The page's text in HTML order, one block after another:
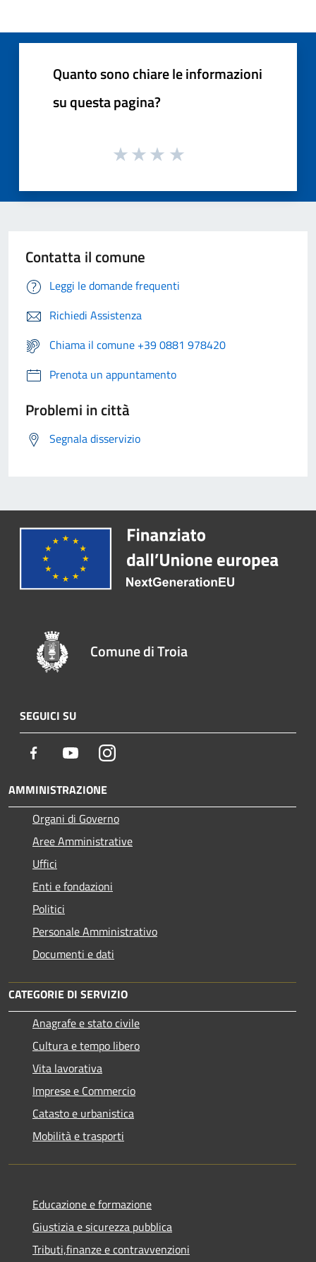
Quanto sono chiare le informazioni
su questa pagina?
Contatta il comune
Leggi le domande frequenti
Richiedi Assistenza
Chiama il comune +39 0881 978420
Prenota un appuntamento
Problemi in città
Segnala disservizio
Comune di Troia
SEGUICI SU
Facebook YoutubeInstagram
AMMINISTRAZIONE
Organi di Governo
Aree Amministrative
Uffici
Enti e fondazioni
Politici
Personale Amministrativo
Documenti e dati
CATEGORIE DI SERVIZIO
Anagrafe e stato civile
Cultura e tempo libero
Vita lavorativa
Imprese e Commercio
Catasto e urbanistica
Mobilità e trasporti
Educazione e formazione
Giustizia e sicurezza pubblica
Tributi,finanze e contravvenzioni